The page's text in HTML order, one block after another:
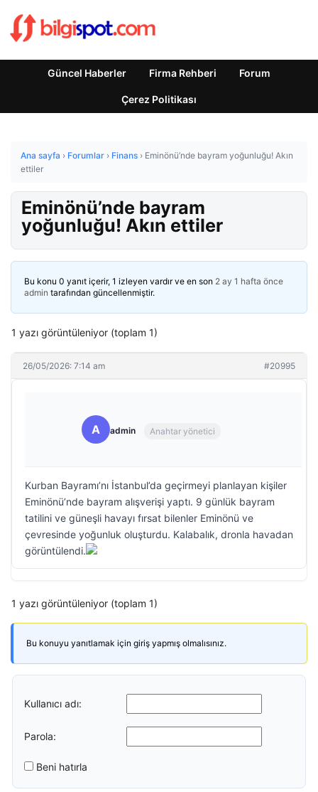
Güncel Haberler Firma Rehberi Forum
Çerez Politikası
Ana sayfa › Forumlar › Finans › Eminönü’nde bayram yoğunluğu! Akın
ettiler
Eminönü’nde bayram
yoğunluğu! Akın ettiler
Bu konu 0 yanıt içerir, 1 izleyen vardır ve en son 2 ay 1 hafta önce
admin tarafından güncellenmiştir.
1 yazı görüntüleniyor (toplam 1)
26/05/2026: 7:14 am #20995
A admin Anahtar yönetici
Kurban Bayramı’nı İstanbul’da geçirmeyi planlayan kişiler
Eminönü’nde bayram alışverişi yaptı. 9 günlük bayram
tatilini ve güneşli havayı fırsat bilenler Eminönü ve
çevresinde yoğunluk oluşturdu. Kalabalık, dronla havadan
görüntülendi.
1 yazı görüntüleniyor (toplam 1)
Bu konuyu yanıtlamak için giriş yapmış olmalısınız.
Kullanıcı adı:
Parola:
Beni hatırla